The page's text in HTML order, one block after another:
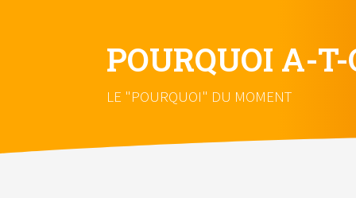
POURQUOI A-
LE "POURQUOI" DU MOMENT